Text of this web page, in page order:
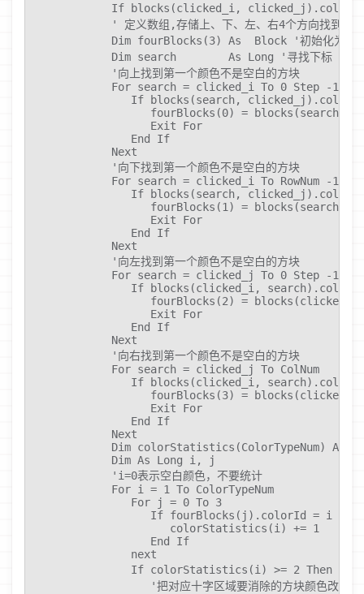
If blocks(clicked_i, clicked_j).colorId
' 定义数组,存储上、下、左、右4个方向找到第
Dim fourBlocks(3) As  Block '初始化为点
            Dim search        As Long '寻找下标
            '向上找到第一个颜色不是空白的方块
            For search = clicked_i To 0 Step -1
If blocks(search,
fourBlocks(0) = blocks(search,
                  Exit For
               End If
            Next
            '向下找到第一个颜色不是空白的方块
            For search = clicked_i To RowNum -1
If blocks(search,
fourBlocks(1) = blocks(search,
                  Exit For
               End If
            Next
            '向左找到第一个颜色不是空白的方块
            For search = clicked_j To 0 Step -1
If blocks(clicked_i,
fourBlocks(2) =
                  Exit For
               End If
            Next
            '向右找到第一个颜色不是空白的方块
            For search = clicked_j To ColNum
If blocks(clicked_i,
fourBlocks(3) =
                  Exit For
               End If
            Next
Dim colorStatistics(ColorTypeNum) As
            Dim As Long i, j
            'i=0表示空白颜色，不要统计
            For i = 1 To ColorTypeNum
               For j = 0 To 3
                  If fourBlocks(j).colorId = i Then
                     colorStatistics(i) += 1
                  End If
               next
If colorStatistics(i) >= 2 Then '如果
'把对应十字区域要消除的方块颜色改成空